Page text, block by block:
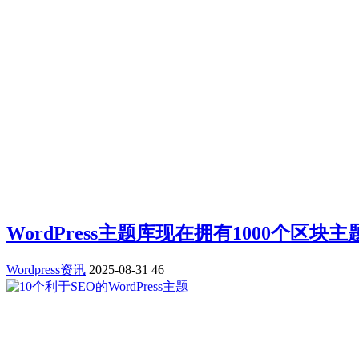
WordPress主题库现在拥有1000个区块主
Wordpress资讯 2025-08-31 46